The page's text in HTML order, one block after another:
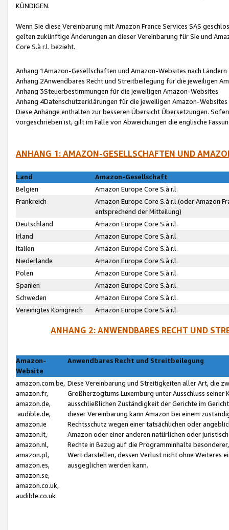
KÜNDIGEN.
Wenn Sie diese Vereinbarung mit Amazon France Services SAS
gelten zukünftige Änderungen an dieser Vereinbarung für Sie und
Core S.à r.l. bezieht.
Anhang 1Amazon-Gesellschaften und Amazon-Websites nach Ländern
Anhang 2Anwendbares Recht und Streitbeilegung für die jeweiligen
Anhang 3Steuerbestimmungen für die jeweiligen Amazon-Websites
Anhang 4Datenschutzerklärungen für die jeweiligen Amazon-Websites
Diese Anhänge enthalten zur besseren Übersicht Übersetzungen.
vorgeschrieben ist, gilt im Falle von Abweichungen die englische
ANHANG 1: AMAZON-GESELLSCHAFTEN UND
Land
Amazon-Gesellschaft
Belgien
Amazon Europe Core S.à r.l.
Frankreich
Amazon Europe Core S.à r.l.(oder Amazon
entsprechend der Mitteilung)
Deutschland
Amazon Europe Core S.à r.l.
Irland
Amazon Europe Core S.à r.l.
Italien
Amazon Europe Core S.à r.l.
Niederlande
Amazon Europe Core S.à r.l.
Polen
Amazon Europe Core S.à r.l.
Spanien
Amazon Europe Core S.à r.l.
Schweden
Amazon Europe Core S.à r.l.
Vereinigtes Königreich
Amazon Europe Core S.à r.l.
ANHANG 2: ANWENDBARES RECHT UND
Amazon-
Website
Anwendbares Recht und Streitbeilegung
amazon.com.be,
amazon.fr,
amazon.de,
audible.de,
amazon.ie
amazon.it,
amazon.nl,
amazon.pl,
amazon.es,
amazon.se,
amazon.co.uk,
audible.co.uk
Diese Vereinbarung und Streitigkeiten aller Art, die
Großherzogtums Luxemburg unter Ausschluss
ausschließlichen Zuständigkeit der Gerichte im
dieser Vereinbarung kann Amazon bei einem
Rechtsschutz wegen einer tatsächlichen oder
Amazon oder einer anderen natürlichen oder
Rechte in Bezug auf die Programminhalte
Wert darstellen, dessen Verlust nicht ohne Weiteres
ausgeglichen werden kann.